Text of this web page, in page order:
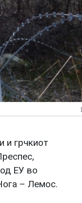
и грчкиот
ЕУ во
– Лемос.